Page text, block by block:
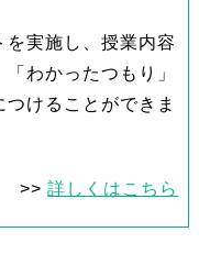
を実施し、授業内容
わかったつもり」
けることができま
>>詳しくはこちら